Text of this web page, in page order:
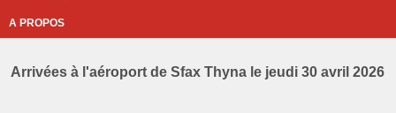
A PROPOS
Arrivées à l'aéroport de Sfax Thyna le jeudi 30 avril 2026